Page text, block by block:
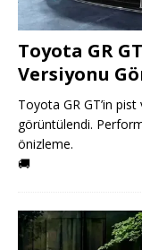
Toyota GR
Versiyonu
Toyota GR GT’in
görüntülendi.
önizleme.
🚚